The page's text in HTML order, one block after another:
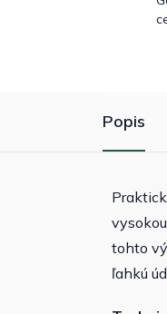
Popis
tohto
ľahkú